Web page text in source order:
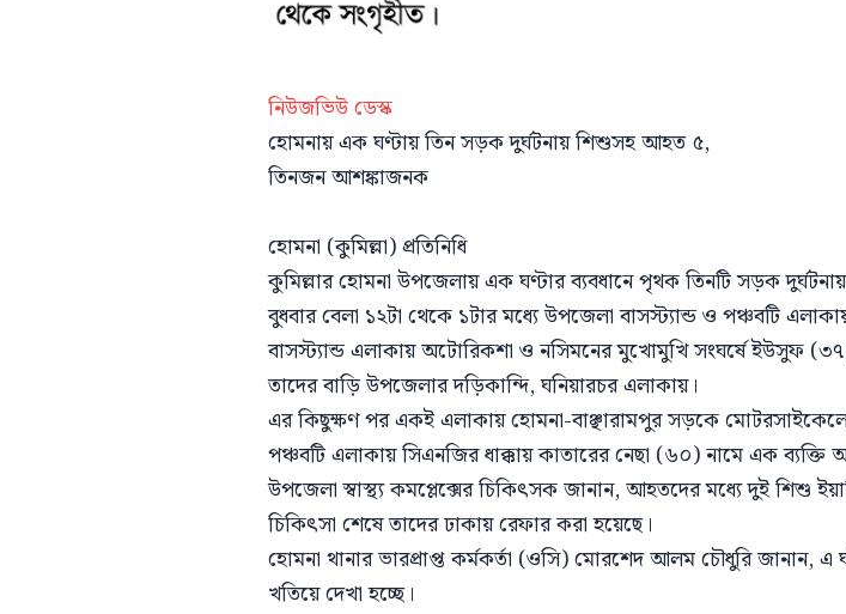
নিউজভিউ ডেস্ক
হোমনায় এক ঘণ্টায় তিন সড়ক দুর্ঘটনায় শিশুসহ আহত ৫,
তিনজন আশঙ্কাজনক
হোমনা (কুমিল্লা) প্রতিনিধি
কুমিল্লার হোমনা উপজেলায় এক ঘণ্টার ব্যবধানে পৃথক তিনটি সড়ক
বুধবার বেলা ১২টা থেকে ১টার মধ্যে উপজেলা বাসস্ট্যান্ড ও পঞ্চবটি
বাসস্ট্যান্ড এলাকায় অটোরিকশা ও নসিমনের মুখোমুখি সংঘর্ষে ইউসুফ
তাদের বাড়ি উপজেলার দড়িকান্দি, ঘনিয়ারচর এলাকায়।
এর কিছুক্ষণ পর একই এলাকায় হোমনা-বাঞ্ছারামপুর সড়কে
পঞ্চবটি এলাকায় সিএনজির ধাক্কায় কাতারের নেছা (৬০) নামে এক
উপজেলা স্বাস্থ্য কমপ্লেক্সের চিকিৎসক জানান, আহতদের মধ্যে দুই শিশু
চিকিৎসা শেষে তাদের ঢাকায় রেফার করা হয়েছে।
হোমনা থানার ভারপ্রাপ্ত কর্মকর্তা (ওসি) মোরশেদ আলম চৌধুরি জানান,
খতিয়ে দেখা হচ্ছে।